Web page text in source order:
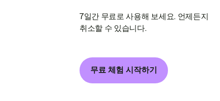
7일간 무료로 사용해 보세요. 언제든지
취소할 수 있습니다.
무료 체험 시작하기